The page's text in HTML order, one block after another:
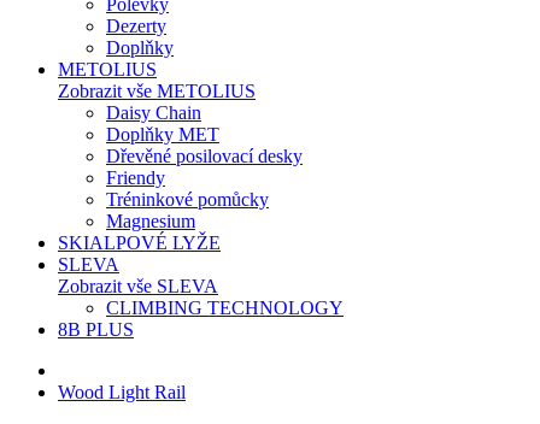
Polévky
Dezerty
Doplňky
METOLIUS
Zobrazit vše METOLIUS
Daisy Chain
Doplňky MET
Dřevěné posilovací desky
Friendy
Tréninkové pomůcky
Magnesium
SKIALPOVÉ LYŽE
SLEVA
Zobrazit vše SLEVA
CLIMBING TECHNOLOGY
8B PLUS
Wood Light Rail